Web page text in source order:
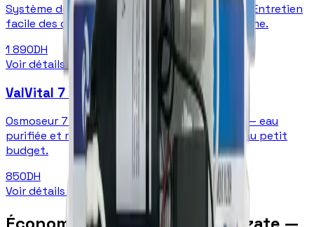
Système de filtration 6 étapes design ouvert. Entretien
facile des cartouches — maintenance autonome.
1 890DH
Voir détails
ValVital 7 étapes
Osmoseur 7 étapes compact et économique — eau
purifiée et reminéralisée. Le meilleur filtre à eau petit
budget.
850DH
Voir détails